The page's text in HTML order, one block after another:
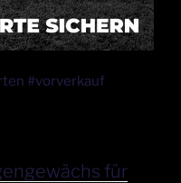
#vorverkauf
für